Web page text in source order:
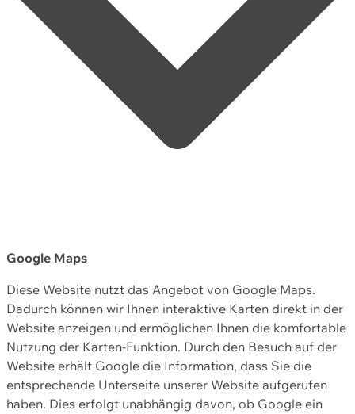
Google Maps
Diese Website nutzt das Angebot von Google Maps.
Dadurch können wir Ihnen interaktive Karten direkt in der
Website anzeigen und ermöglichen Ihnen die komfortable
Nutzung der Karten-Funktion. Durch den Besuch auf der
Website erhält Google die Information, dass Sie die
entsprechende Unterseite unserer Website aufgerufen
haben. Dies erfolgt unabhängig davon, ob Google ein